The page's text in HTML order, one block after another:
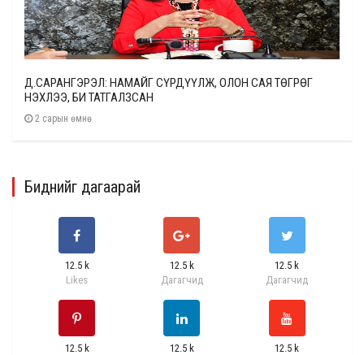
Д.САРАНГЭРЭЛ: НАМАЙГ СҮРДҮҮЛЖ, ОЛОН САЯ ТӨГРӨГ
НЭХЛЭЭ, БИ ТАТГАЛЗСАН
2 сарын өмнө
Биднийг дагаарай
12.5 k
Likes
12.5 k
Дагагчид
12.5 k
Дагагчид
12.5 k
12.5 k
12.5 k